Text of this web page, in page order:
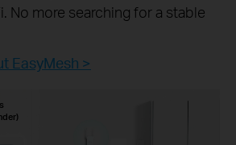
No more searching for a stable
EasyMesh >